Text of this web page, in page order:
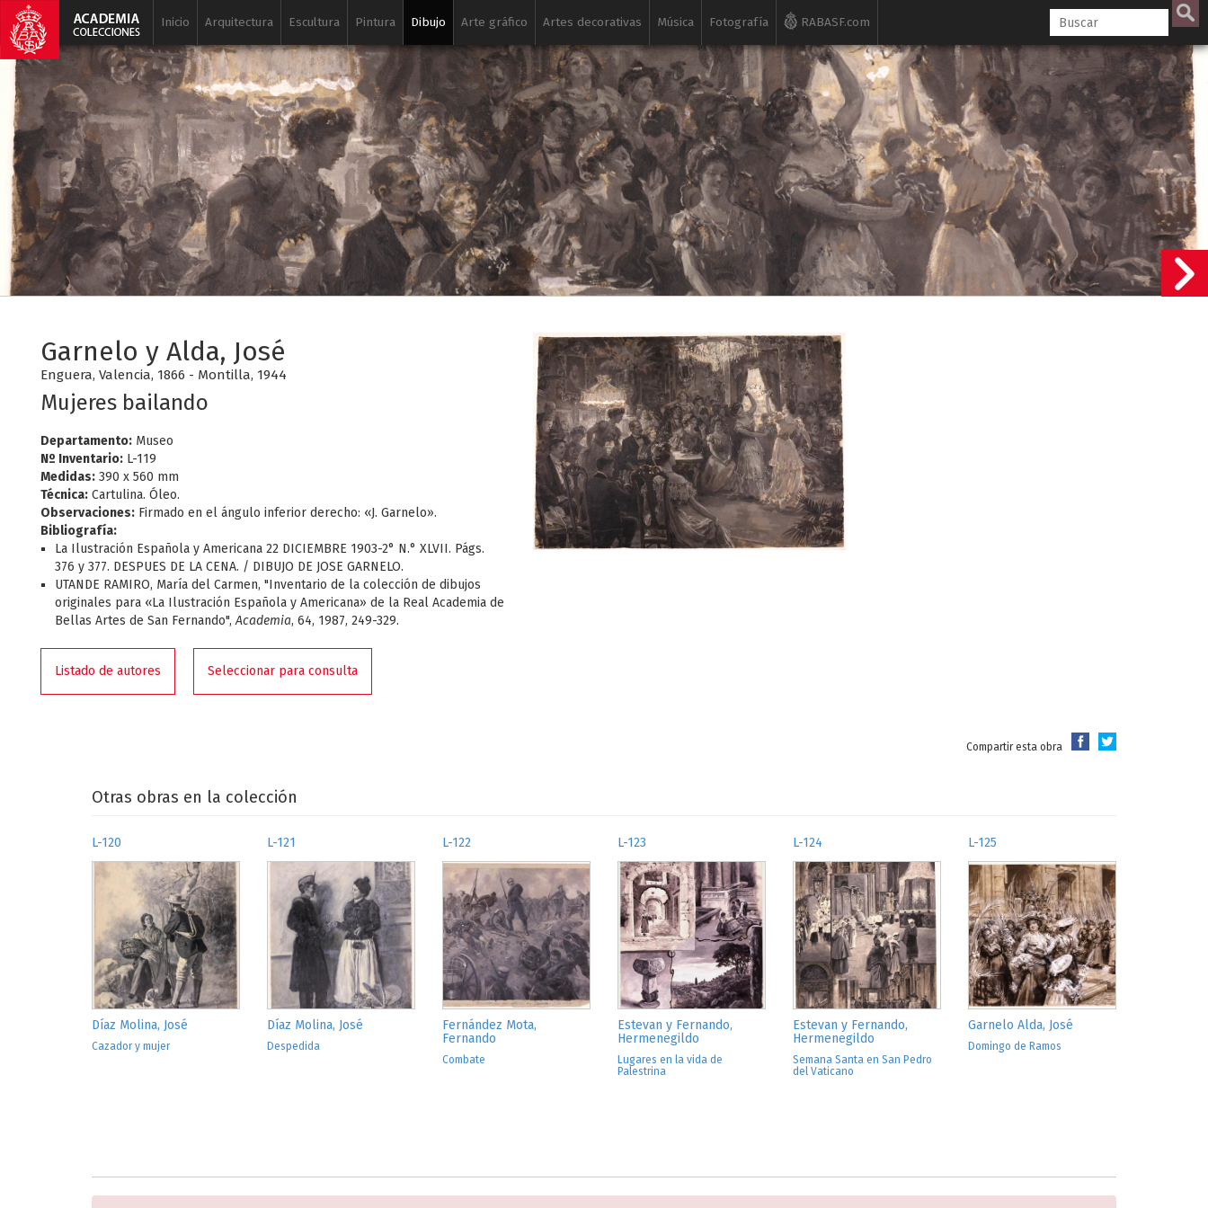
Inicio Arquitectura Escultura Pintura Dibujo Arte gráfico Artes decorativas Música Fotografía RABASF.com
Garnelo y Alda, José
Enguera, Valencia, 1866 - Montilla, 1944
Mujeres bailando
Departamento: Museo
Nº Inventario: L-119
Medidas: 390 x 560 mm
Técnica: Cartulina. Óleo.
Observaciones: Firmado en el ángulo inferior derecho: «J. Garnelo».
Bibliografía:
La Ilustración Española y Americana 22 DICIEMBRE 1903-2° N.° XLVII. Págs.
376 y 377. DESPUES DE LA CENA. / DIBUJO DE JOSE GARNELO.
UTANDE RAMIRO, María del Carmen, "Inventario de la colección de dibujos
originales para «La Ilustración Española y Americana» de la Real Academia de
Bellas Artes de San Fernando",Academia, 64, 1987, 249-329.
Listado de autores Seleccionar para consulta
Compartir esta obra
Otras obras en la colección
L-120
Díaz Molina, José
Cazador y mujer
L-121
Díaz Molina, José
Despedida
L-122
Fernández Mota,
Fernando
Combate
L-123
Estevan y Fernando,
Hermenegildo
Lugares en la vida de
Palestrina
L-124
Estevan y Fernando,
Hermenegildo
Semana Santa en San Pedro
del Vaticano
L-125
Garnelo Alda, José
Domingo de Ramos